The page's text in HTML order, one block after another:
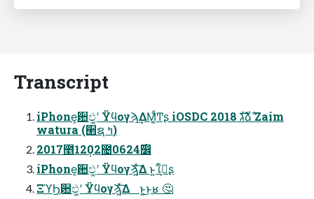
Transcript
iPhone͕਺ඵ͓͖ʹ Ϋϥογϡ͢ΔΜ͚ͩͲʂ iOSDC 2018 גࣜձࣾ Zaim
watura (੢ຊ ߤ)
2017೥12݄02೔06࣌24෼
iPhone͕਺ඵ͓͖ʹ Ϋϥογϡ͍ͯ͠Δ ͱ͍͏ใࠂ͕ʂ
ΞϓϦ͕਺ඵ͓͖ʹ Ϋϥογϡ͍ͯ͠Δ ͱ͍͏͜ͱʁ 🤔